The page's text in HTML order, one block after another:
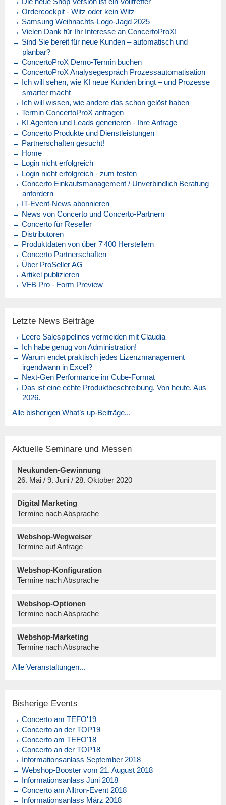
→ Ordercockpit - Witz oder kein Witz
→ Samsung Weihnachts-Logo-Jagd 2025
→ Vielen Dank für Ihr Interesse an ConcertoProX!
→ Sind Sie bereit für neue Kunden – automatisch und
planbar?
→ ConcertoProX Demo-Termin buchen
→ ConcertoProX Analysegespräch Prozessautomatisation
→ Ich will sehen, wie KI neue Kunden bringt – und Prozesse
smarter macht
→ Ich will wissen, wie andere das schon gelöst haben
→ Termin ConcertoProX anfragen
→ KI Agenten und Leads generieren - Ihre Anfrage
→ Concerto Produkte und Dienstleistungen
→ Partnerschaften gesucht!
→ Home
→ Login nicht erfolgreich
→ Login nicht erfolgreich - zum testen
→ Concerto Einkaufsmanagement / Unverbindlich Beratung
anfordern
→ IT-Event-News abonnieren
→ News von Concerto und Concerto-Partnern
→ Concerto für Reseller
→ Distributoren
→ Produktdaten von über 7'400 Herstellern
→ Concerto Partnerschaften
→ Über ProSeller AG
→ Artikel publizieren
→ VFB Pro - Form Preview
Letzte News Beiträge
→ Leere Salespipelines vermeiden mit Claudia
→ Ich habe genug von Administration!
→ Warum endet praktisch jedes Lizenzmanagement
irgendwann in Excel?
→ Next-Gen Performance im Cube-Format
→ Das ist eine echte Produktbeschreibung. Von heute. Aus
2026.
Alle bisherigen What’s up-Beiträge...
Aktuelle Seminare und Messen
Neukunden-Gewinnung
26. Mai / 9. Juni / 28. Oktober 2020
Digital Marketing
Termine nach Absprache
Webshop-Wegweiser
Termine auf Anfrage
Webshop-Konfiguration
Termine nach Absprache
Webshop-Optionen
Termine nach Absprache
Webshop-Marketing
Termine nach Absprache
Alle Veranstaltungen...
Bisherige Events
→ Concerto am TEFO'19
→ Concerto an der TOP19
→ Concerto am TEFO'18
→ Concerto an der TOP18
→ Informationsanlass September 2018
→ Webshop-Booster vom 21. August 2018
→ Informationsanlass Juni 2018
→ Concerto am Alltron-Event 2018
→ Informationsanlass März 2018